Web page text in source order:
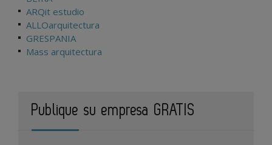
ARQit estudio
ALLOarquitectura
GRESPANIA
Mass arquitectura
Publique su empresa GRATIS